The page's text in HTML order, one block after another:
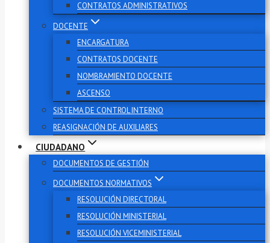
CONTRATOS ADMINISTRATIVOS
DOCENTE
ENCARGATURA
CONTRATOS DOCENTE
NOMBRAMIENTO DOCENTE
ASCENSO
SISTEMA DE CONTROL INTERNO
REASIGNACIÓN DE AUXILIARES
CIUDADANO
DOCUMENTOS DE GESTIÓN
DOCUMENTOS NORMATIVOS
RESOLUCIÓN DIRECTORAL
RESOLUCIÓN MINISTERIAL
RESOLUCIÓN VICEMINISTERIAL